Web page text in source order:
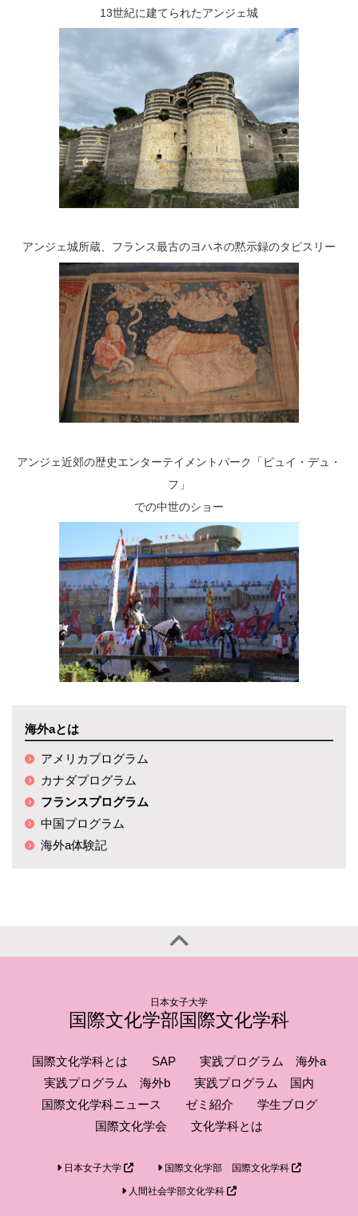
13世紀に建てられたアンジェ城
アンジェ城所蔵、フランス最古のヨハネの黙示録のタピスリー
アンジェ近郊の歴史エンターテイメントパーク「ピュイ・デュ・
フ」
での中世のショー
海外aとは
アメリカプログラム
カナダプログラム
フランスプログラム
中国プログラム
海外a体験記
日本女子大学
国際文化学部国際文化学科
国際文化学科とは SAP
実践プログラム 海外a
実践プログラム 海外b
実践プログラム 国内
国際文化学科ニュース
ゼミ紹介
学生ブログ
国際文化学会
文化学科とは
日本女子大学 国際文化学部 国際文化学科
人間社会学部文化学科